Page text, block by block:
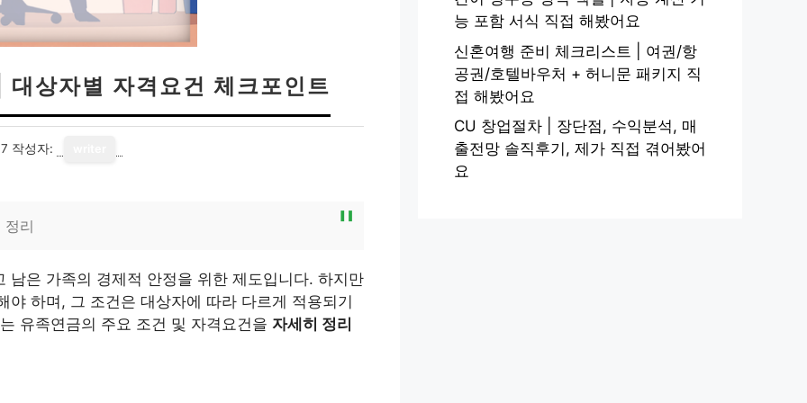
상자별 자격요건 체크포인트
작성자:
정리
남은 가족의 경제적 안정을 위한 제도입니다. 하지만
하며, 그 조건은 대상자에 따라 다르게 적용되기
유족연금의 주요 조건 및 자격요건을 자세히 정리
능 포함 서식 직접 해봤어요
신혼여행 준비 체크리스트 | 여권/항
공권/호텔바우처 + 허니문 패키지 직
접 해봤어요
CU 창업절차 | 장단점, 수익분석, 매
출전망 솔직후기, 제가 직접 겪어봤어
요